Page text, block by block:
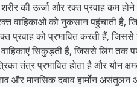
की ऊर्जा और रक्त प्रवाह कम
वाहिकाओं को नुकसान पहुंचाती है,
प्रवाह को प्रभावित करती हैं,
सिकुड़ती हैं, जिससे लिंग तक
तंत्र प्रभावित होता है और यौन
और मानसिक दबाव हार्मोन